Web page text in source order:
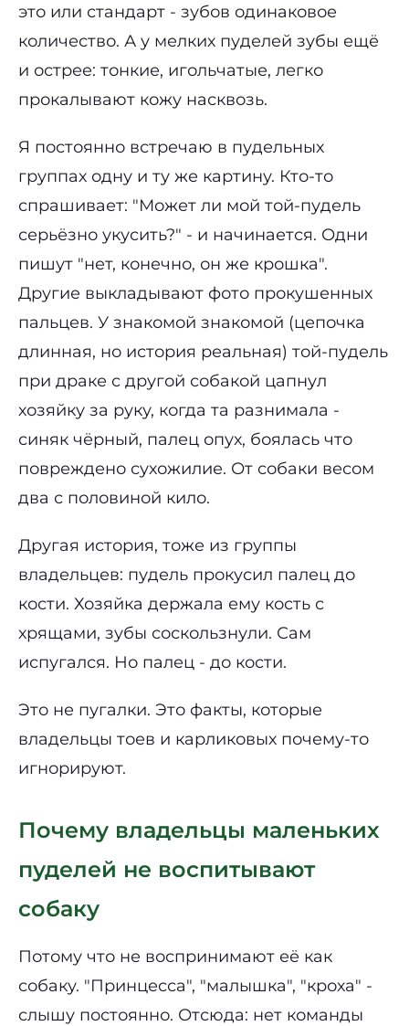
это или стандарт - зубов одинаковое
количество. А у мелких пуделей зубы ещё
и острее: тонкие, игольчатые, легко
прокалывают кожу насквозь.
Я постоянно встречаю в пудельных
группах одну и ту же картину. Кто-то
спрашивает: "Может ли мой той-пудель
серьёзно укусить?" - и начинается. Одни
пишут "нет, конечно, он же крошка".
Другие выкладывают фото прокушенных
пальцев. У знакомой знакомой (цепочка
длинная, но история реальная) той-пудель
при драке с другой собакой цапнул
хозяйку за руку, когда та разнимала -
синяк чёрный, палец опух, боялась что
повреждено сухожилие. От собаки весом
два с половиной кило.
Другая история, тоже из группы
владельцев: пудель прокусил палец до
кости. Хозяйка держала ему кость с
хрящами, зубы соскользнули. Сам
испугался. Но палец - до кости.
Это не пугалки. Это факты, которые
владельцы тоев и карликовых почему-то
игнорируют.
Почему владельцы маленьких
пуделей не воспитывают
собаку
Потому что не воспринимают её как
собаку. "Принцесса", "малышка", "кроха" -
слышу постоянно. Отсюда: нет команды